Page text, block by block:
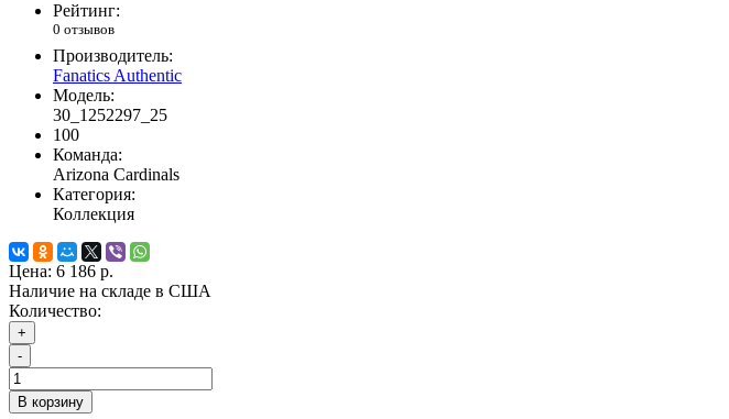
Рейтинг:
0 отзывов
Производитель:
Fanatics Authentic
Модель:
30_1252297_25
100
Команда:
Arizona Cardinals
Категория:
Коллекция
Цена: 6 186 р.
Наличие на складе в США
Количество:
+
-
В корзину